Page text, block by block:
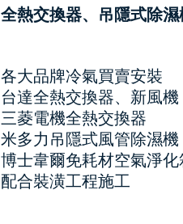
全熱交換器、吊隱式除
各大品牌冷氣買賣安裝​
台達全熱交換器、新風機
三菱電機全熱交換器
米多力吊隱式風管除濕機
博士韋爾免耗材空氣淨化
​配合裝潢工程施工